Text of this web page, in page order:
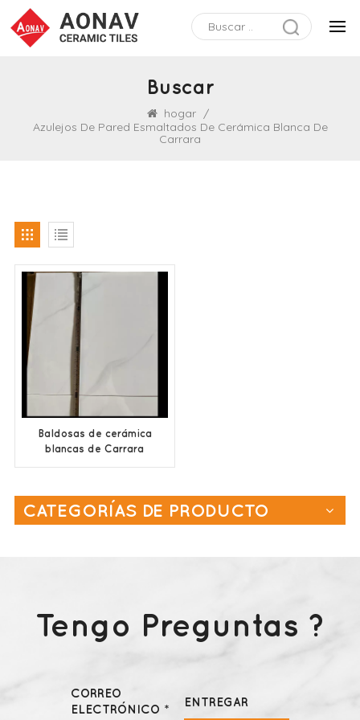
Buscar
hogar /
Azulejos De Pared Esmaltados De Cerámica Blanca De
Carrara
Baldosas de cerámica
blancas de Carrara
CATEGORÍAS DE PRODUCTO
Tengo Preguntas ?
CORREO
ELECTRÓNICO *
ENTREGAR